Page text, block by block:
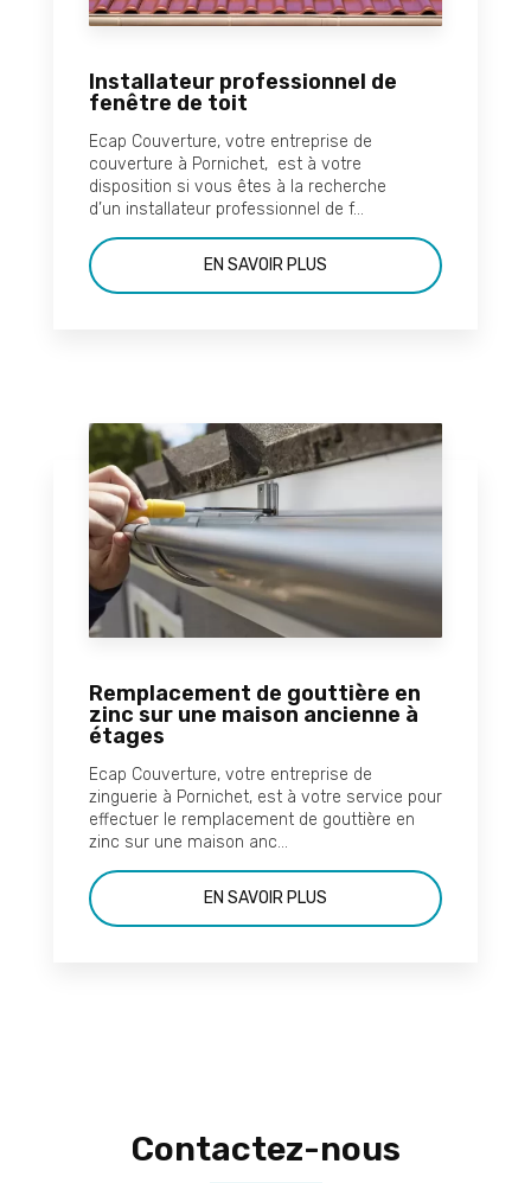
Installateur professionnel de
fenêtre de toit
Ecap Couverture, votre entreprise de
couverture à Pornichet, est à votre
disposition si vous êtes à la recherche
d’un installateur professionnel de f...
EN SAVOIR PLUS
Remplacement de gouttière en
zinc sur une maison ancienne à
étages
Ecap Couverture, votre entreprise de
zinguerie à Pornichet, est à votre service pour
effectuer le remplacement de gouttière en
zinc sur une maison anc...
EN SAVOIR PLUS
Contactez-nous